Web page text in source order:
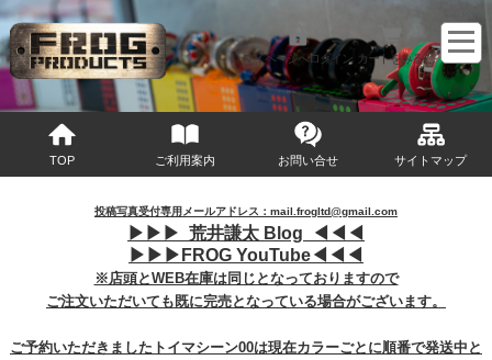
マイページへログイン カートをみる
TOP ご利用案内 お問い合せ サイトマップ
投稿写真受付専用メールアドレス：mail.frogltd@gmail.com
▶︎ ▶︎ ▶︎ 荒井謙太 Blog ◀︎ ◀︎ ◀︎
▶︎ ▶︎ ▶︎ FROG YouTube◀︎ ◀︎ ◀︎
※店頭とWEB在庫は同じとなっておりますので
ご注文いただいても既に完売となっている場合がございます。
ご予約いただきましたトイマシーン00は現在カラーごとに順番で発送中と